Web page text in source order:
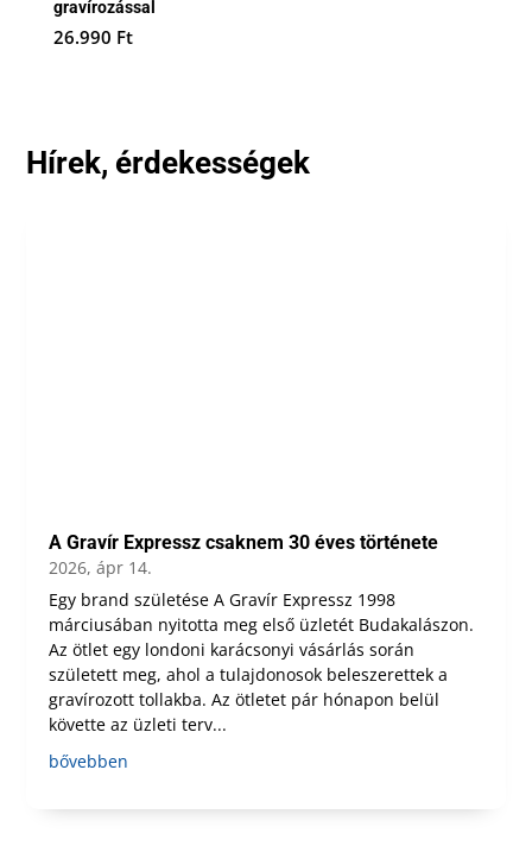
gravírozással
26.990 Ft
Hírek, érdekességek
A Gravír Expressz csaknem 30 éves története
2026, ápr 14.
Egy brand születése A Gravír Expressz 1998
márciusában nyitotta meg első üzletét Budakalászon.
Az ötlet egy londoni karácsonyi vásárlás során
született meg, ahol a tulajdonosok beleszerettek a
gravírozott tollakba. Az ötletet pár hónapon belül
követte az üzleti terv...
bővebben